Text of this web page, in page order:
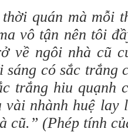
quán mà mỗi
vô tận nên tôi
về ngôi nhà cũ
có sắc trắng
trắng hiu quạnh
vài nhành huệ
cũ.” (Phép tính